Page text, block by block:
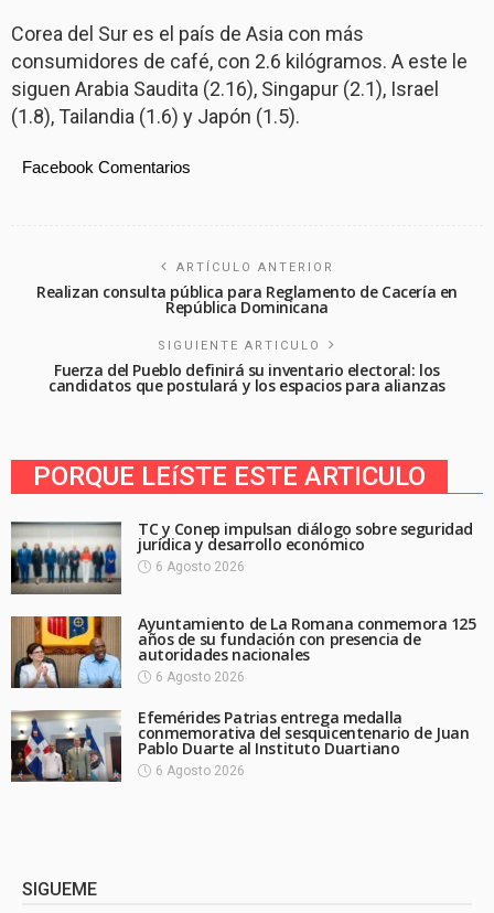
Corea del Sur es el país de Asia con más
consumidores de café, con 2.6 kilógramos. A este le
siguen Arabia Saudita (2.16), Singapur (2.1), Israel
(1.8), Tailandia (1.6) y Japón (1.5).
Facebook Comentarios
ARTÍCULO ANTERIOR
Realizan consulta pública para Reglamento de Cacería en
República Dominicana
SIGUIENTE ARTICULO
Fuerza del Pueblo definirá su inventario electoral: los
candidatos que postulará y los espacios para alianzas
PORQUE LEíSTE ESTE ARTICULO
TC y Conep impulsan diálogo sobre seguridad
jurídica y desarrollo económico
6 Agosto 2026
Ayuntamiento de La Romana conmemora 125
años de su fundación con presencia de
autoridades nacionales
6 Agosto 2026
Efemérides Patrias entrega medalla
conmemorativa del sesquicentenario de Juan
Pablo Duarte al Instituto Duartiano
6 Agosto 2026
SIGUEME